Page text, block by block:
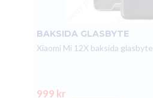
BAKSIDA GLASBYTE
Xiaomi Mi 12X baksida glasbyte
999 kr